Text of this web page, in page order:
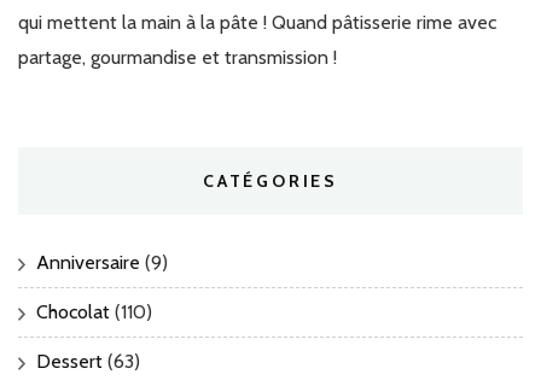
qui mettent la main à la pâte ! Quand pâtisserie rime avec
partage, gourmandise et transmission !
CATÉGORIES
Anniversaire (9)
Chocolat (110)
Dessert (63)